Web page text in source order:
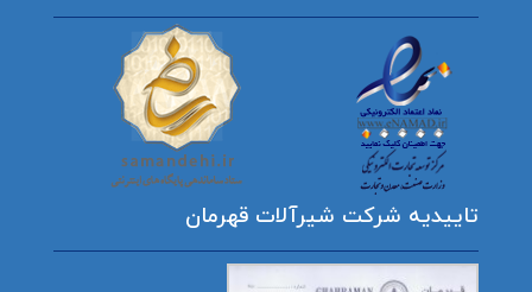
تاییدیه شرکت شیرآلات قهرمان